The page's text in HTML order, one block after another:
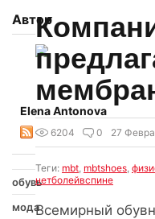
Автор
Elena Antonova
обувь
мода
6204 0 27
Теги: mbt, mbtshoes,
нетболейвспине
Всемирный